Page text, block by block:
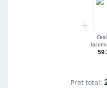
+
Pret total: